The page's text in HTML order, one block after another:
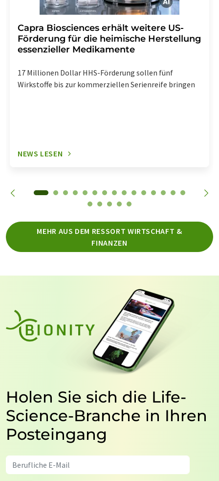
Capra Biosciences erhält weitere US-
Förderung für die heimische Herstellung
essenzieller Medikamente
17 Millionen Dollar HHS-Förderung sollen fünf
Wirkstoffe bis zur kommerziellen Serienreife bringen
NEWS LESEN
MEHR AUS DEM RESSORT WIRTSCHAFT &
FINANZEN
Holen Sie sich die Life-
Science-Branche in Ihren
Posteingang